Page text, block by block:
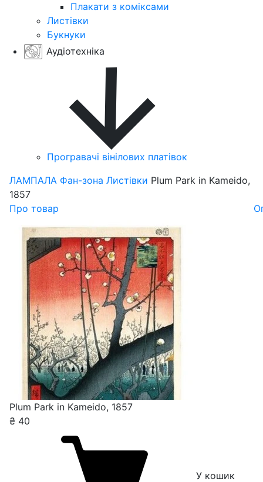
Плакати з коміксами
Листівки
Букнуки
Аудіотехніка
Програвачі вінілових платівок
ЛАМПАЛА Фан-зона Листівки Plum Park in Kameido,
1857
Про товар
Plum Park in Kameido, 1857
₴ 40
У кошик